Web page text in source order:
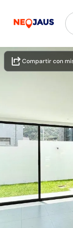
Compartir con